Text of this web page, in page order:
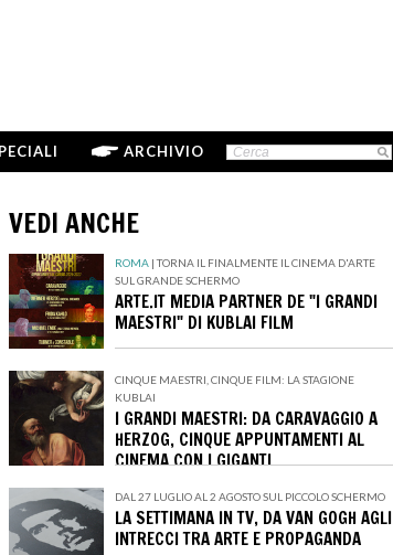
ARCHIVIO
VEDI ANCHE
ROMA |TORNA IL FINALMENTE IL CINEMA D'ARTE
SUL GRANDE SCHERMO
ARTE.IT MEDIA PARTNER DE "I GRANDI
MAESTRI" DI KUBLAI FILM
CINQUE MAESTRI, CINQUE FILM: LA STAGIONE
KUBLAI
I GRANDI MAESTRI: DA CARAVAGGIO A
HERZOG, CINQUE APPUNTAMENTI AL
CINEMA CON I GIGANTI
DAL 27 LUGLIO AL 2 AGOSTO SUL PICCOLO SCHERMO
LA SETTIMANA IN TV, DA VAN GOGH AGLI
INTRECCI TRA ARTE E PROPAGANDA